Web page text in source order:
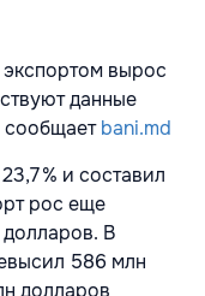
вырос
данные
сообщаетbani.md
% и составил
рос еще
В
586 млн